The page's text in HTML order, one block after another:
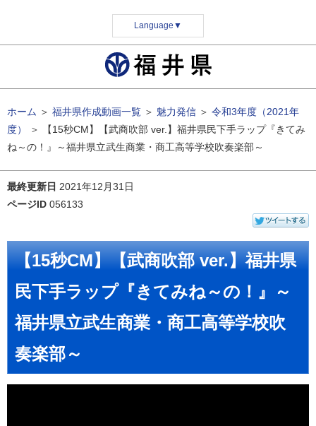
Language ▼
ホーム ＞ 福井県作成動画一覧 ＞ 魅力発信 ＞ 令和3年度（2021年
度）
＞
【15秒CM】【武商吹部 ver.】福井県民下手ラップ『きてみ
ね～の！』～福井県立武生商業・商工高等学校吹奏楽部～
最終更新日 2021年12月31日
ページID 056133
【15秒CM】【武商吹部 ver.】福井県
民下手ラップ『きてみね～の！』～
福井県立武生商業・商工高等学校吹
奏楽部～